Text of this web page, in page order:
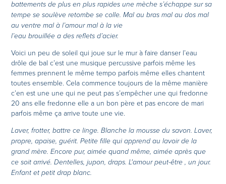
battements de plus en plus rapides une mèche s’échappe sur sa
tempe se soulève retombe se colle. Mal au bras mal au dos mal
au ventre mal à l’amour mal à la vie
l’eau brouillée a des reflets d’acier.
Voici un peu de soleil qui joue sur le mur à faire danser l’eau
drôle de bal c’est une musique percussive parfois même les
femmes prennent le même tempo parfois même elles chantent
toutes ensemble. Cela commence toujours de la même manière
c’en est une une qui ne peut pas s’empêcher une qui fredonne
20 ans elle fredonne elle a un bon père et pas encore de mari
parfois même ça arrive toute une vie.
Laver, frotter, battre ce linge. Blanche la mousse du savon. Laver,
propre, apaise, guérit. Petite fille qui apprend au lavoir de la
grand mère. Encore pur, aimée quand même, aimée après que
ce soit arrivé. Dentelles, jupon, draps. L'amour peut-être , un jour.
Enfant et petit drap blanc.